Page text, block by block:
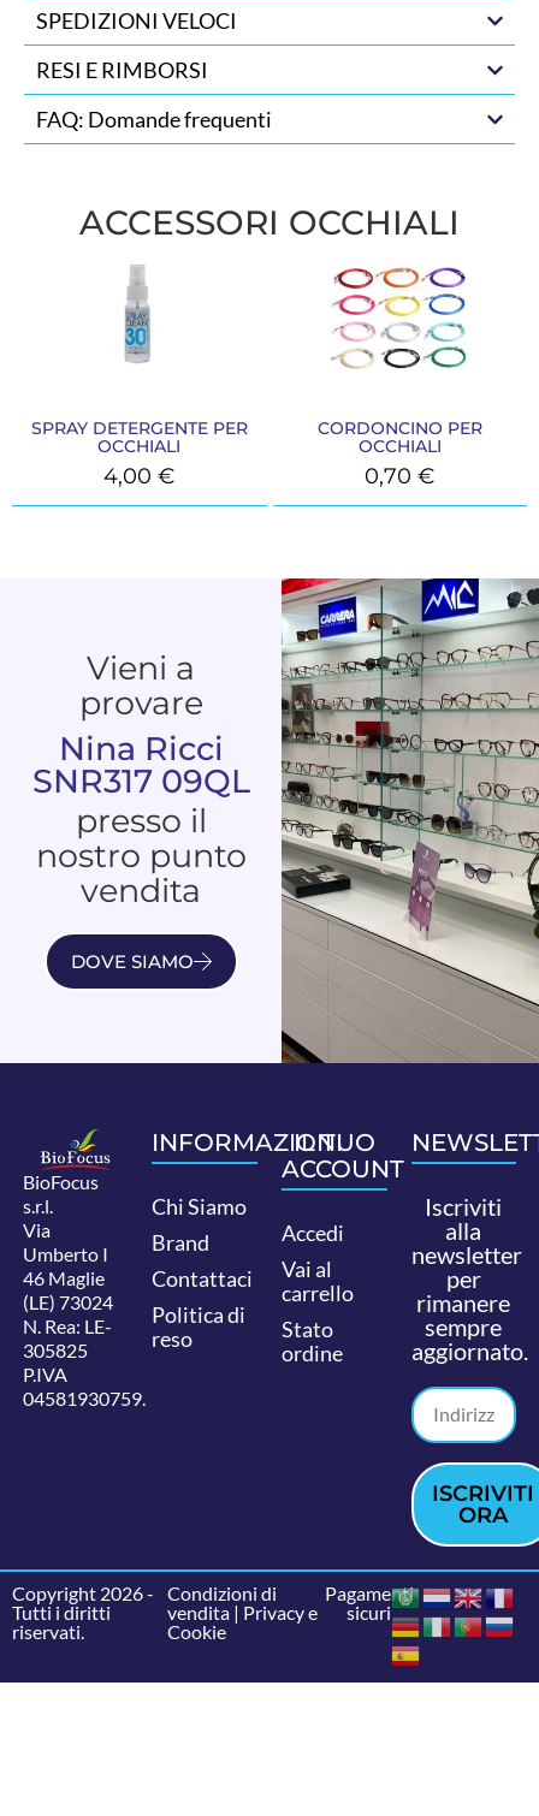
SPEDIZIONI VELOCI
RESI E RIMBORSI
FAQ: Domande frequenti
ACCESSORI OCCHIALI
SPRAY DETERGENTE PER
OCCHIALI
4,00€
CORDONCINO PER
OCCHIALI
0,70€
Vieni a
provare
Nina Ricci
SNR317 09QL
presso il
nostro punto
vendita
DOVE SIAMO
BioFocus
s.r.l.
Via
Umberto I
46 Maglie
(LE) 73024
N. Rea: LE-
305825
P.IVA
04581930759.
INFORMAZIONI
Chi Siamo
Brand
Contattaci
Politica di
reso
IL TUO
ACCOUNT
Accedi
Vai al
carrello
Stato
ordine
Iscriviti
alla
newsletter
per
rimanere
sempre
aggiornato.
ISCRIVITI
ORA
Copyright 2026 -
Tutti i diritti
riservati.
Condizioni di
vendita| Privacy e
Cookie
Pagamenti
sicuri